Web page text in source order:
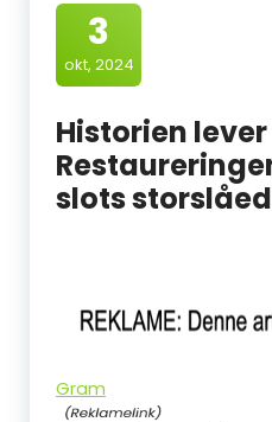
3
okt, 2024
Historien
slots
Gram